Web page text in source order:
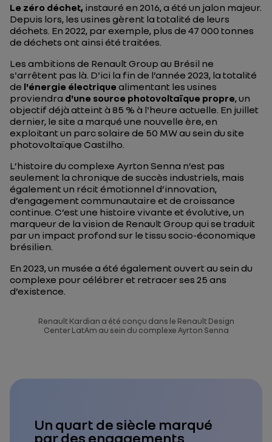
Le zéro déchet, instauré en 2016, a été un jalon majeur.
Depuis lors, les usines gèrent la totalité de leurs
déchets. En 2022, par exemple, plus de 47 000 tonnes
de déchets ont ainsi été traitées.
Les ambitions de Renault Group au Brésil ne
s'arrêtent pas là. D'ici la fin de l’année 2023, la totalité
de l'énergie électrique alimentant les usines
proviendra d'une source photovoltaïque propre, un
objectif déjà atteint à 85 % à l'heure actuelle. En juillet
dernier, le site a marqué une nouvelle ère, en
exploitant un parc solaire de 50 MW au sein du site
photovoltaïque Castilho.
L’histoire du complexe Ayrton Senna n’est pas
seulement la chronique de succès industriels, mais
également un récit émotionnel d’innovation,
d’engagement communautaire et de croissance
continue. C’est une histoire vivante et évolutive, un
marqueur de la vision de Renault Group qui se traduit
par un impact profond sur le tissu socio-économique
brésilien.
En 2023, un musée a été également ouvert au sein du
complexe pour célébrer et retracer ses 25 ans
d’existence.
Renault Kardian a été conçu dans le Renault Design
Center LatAm au sein du complexe Ayrton Senna
Un quart de siècle marqué
par des engagements